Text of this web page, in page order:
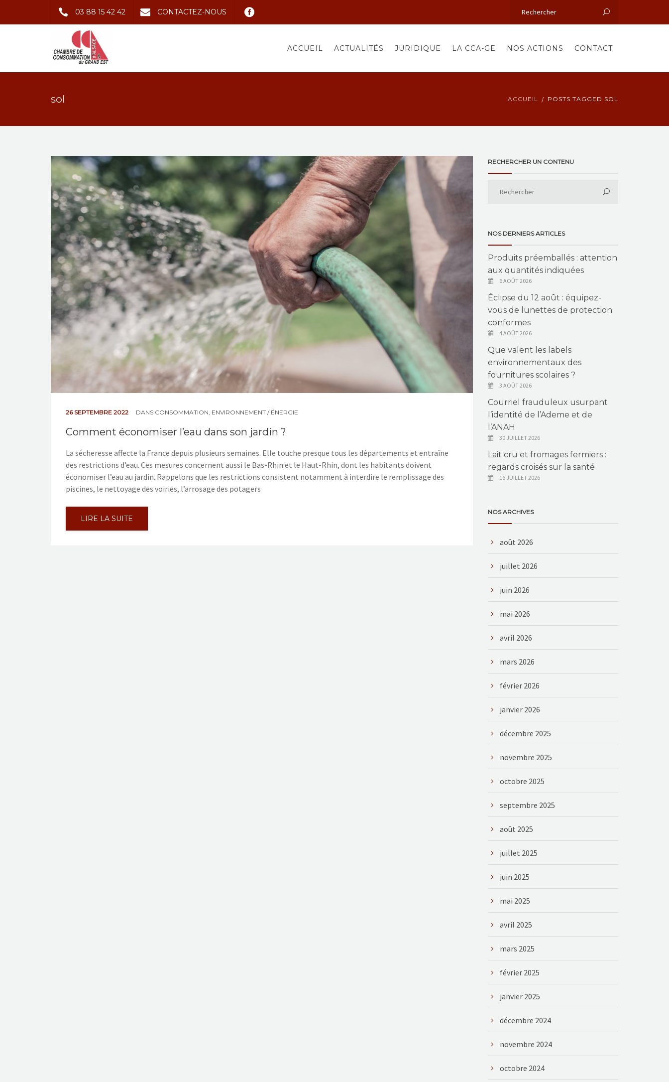
03 88 15 42 42 CONTACTEZ-NOUS
ACCUEIL ACTUALITÉS JURIDIQUE LA CCA-GE NOS ACTIONS CONTACT
sol ACCUEIL POSTS TAGGED SOL
26 SEPTEMBRE 2022 DANS CONSOMMATION ENVIRONNEMENT / ÉNERGIE
Comment économiser l’eau dans son jardin ?
La sécheresse affecte la France depuis plusieurs semaines. Elle touche presque tous les départements et entraîne
des restrictions d’eau. Ces mesures concernent aussi le Bas-Rhin et le Haut-Rhin, dont les habitants doivent
économiser l’eau au jardin. Rappelons que les restrictions consistent notamment à interdire le remplissage des
piscines, le nettoyage des voiries, l’arrosage des potagers
LIRE LA SUITE
RECHERCHER UN CONTENU
NOS DERNIERS ARTICLES
Produits préemballés : attention
aux quantités indiquées
6 AOÛT 2026
Éclipse du 12 août : équipez-
vous de lunettes de protection
conformes
4 AOÛT 2026
Que valent les labels
environnementaux des
fournitures scolaires ?
3 AOÛT 2026
Courriel frauduleux usurpant
l’identité de l’Ademe et de
l’ANAH
30 JUILLET 2026
Lait cru et fromages fermiers :
regards croisés sur la santé
16 JUILLET 2026
NOS ARCHIVES
août 2026
juillet 2026
juin 2026
mai 2026
avril 2026
mars 2026
février 2026
janvier 2026
décembre 2025
novembre 2025
octobre 2025
septembre 2025
août 2025
juillet 2025
juin 2025
mai 2025
avril 2025
mars 2025
février 2025
janvier 2025
décembre 2024
novembre 2024
octobre 2024